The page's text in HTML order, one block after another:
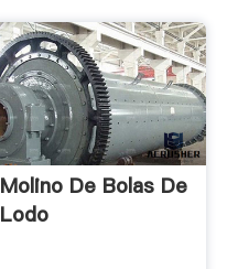
Molino De Bolas De
Lodo